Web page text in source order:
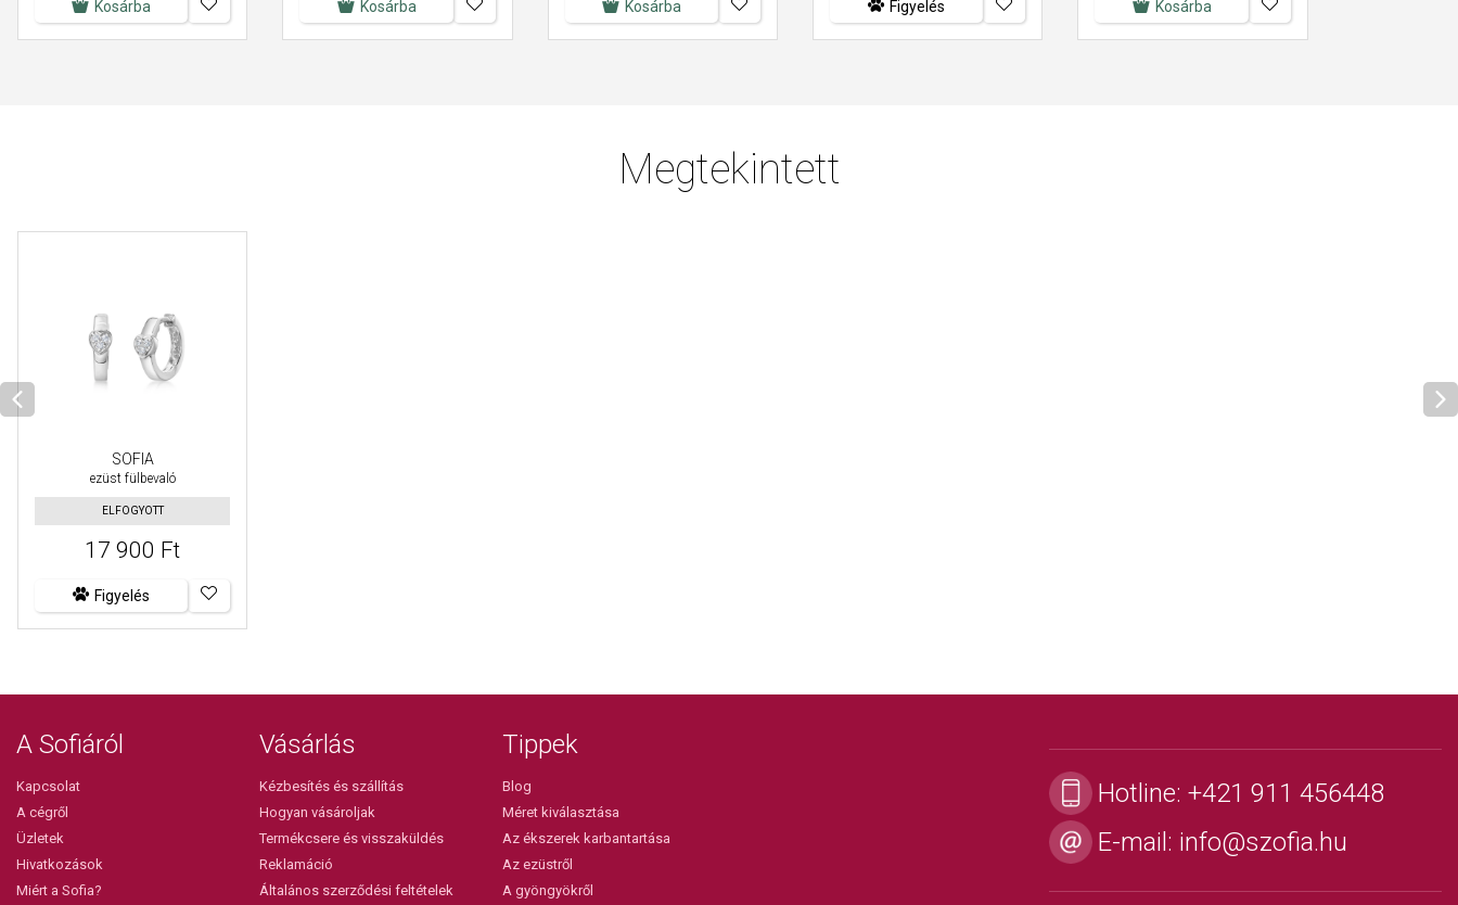
Kosárba Kosárba Kosárba Figyelés Kosárba
Megtekintett
SOFIA
ezüst fülbevaló
ELFOGYOTT
17 900 Ft
Figyelés
A Sofiáról
Kapcsolat
A cégről
Üzletek
Hivatkozások
Miért a Sofia?
Vásárlás
Kézbesítés és szállítás
Hogyan vásároljak
Termékcsere és visszaküldés
Reklamáció
Általános szerződési feltételek
Tippek
Blog
Méret kiválasztása
Az ékszerek karbantartása
Az ezüstről
A gyöngyökről
Hotline: +421 911 456448
E-mail: info@szofia.hu